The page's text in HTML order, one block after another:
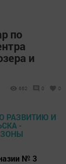
по
и
662 0 0
№ 3